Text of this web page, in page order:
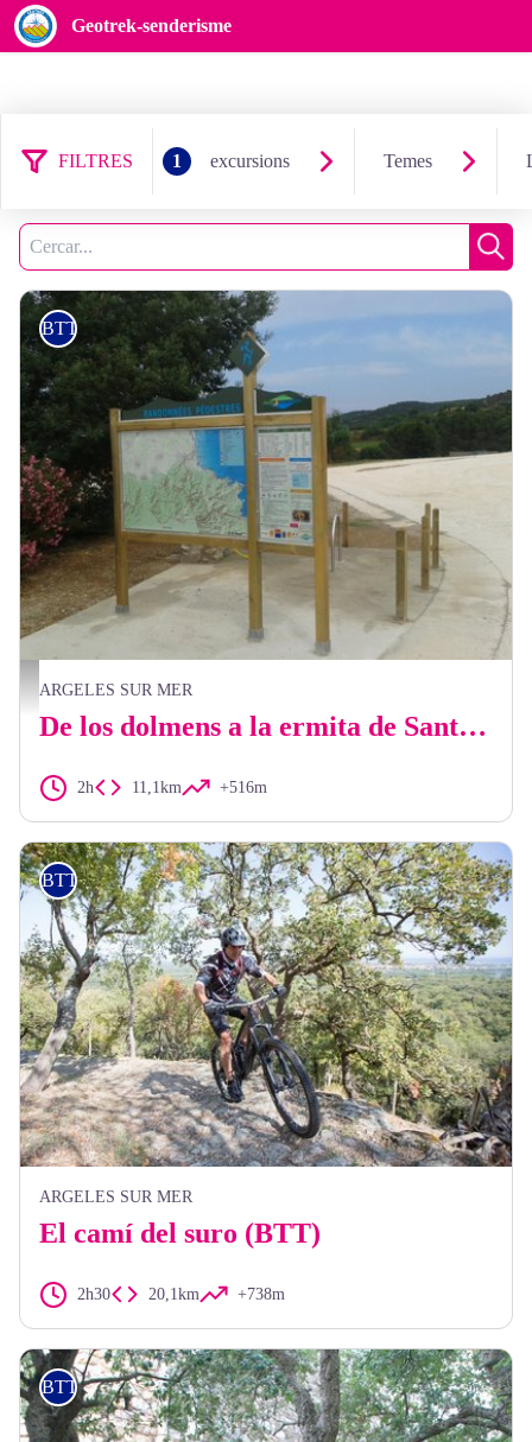
Geotrek-senderisme
FILTRES 1 excursions Temes
7 resultats excursions: BTT
Cerca
Panneau information Valmy - CCACVI
BTT
ARGELES SUR MER
De los dolmens a la ermita de Sant-Llorenç (BTT)
2h 11,1km +516m
BTT
ARGELES SUR MER
El camí del suro (BTT)
2h30 20,1km +738m
BTT